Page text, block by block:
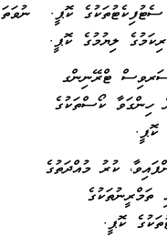
ސެޓުފިކެޓުތަކުގެ ކޮޕީ. ނުވަތަ
ލިޔުމުގެ ކޮޕީ.
ޓްރޭނިންގ
ހިންގަވާ ކޯސްތަކުގެ
ކޮޕީ.
ކުރު މުއްދަތުގެ
ތަމްރީނުތަކުގެ
ކޮޕީ.